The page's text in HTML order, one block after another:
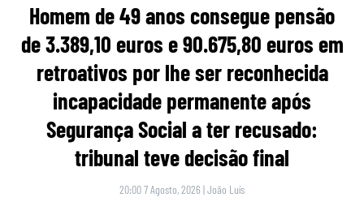
Homem de 49 anos consegue pensão
de 3.389,10 euros e 90.675,80 euros em
retroativos por lhe ser reconhecida
incapacidade permanente após
Segurança Social a ter recusado:
tribunal teve decisão final
20:00 7 Agosto, 2026 |João Luís